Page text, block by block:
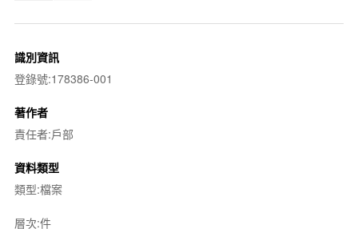
識別資訊
登錄號:178386-001
著作者
責任者:戶部
資料類型
類型:檔案
層次:件